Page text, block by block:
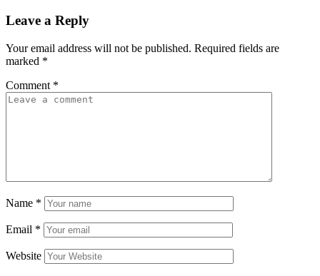
Leave a Reply
Your email address will not be published. Required fields are
marked *
Comment *
Name *
Email *
Website